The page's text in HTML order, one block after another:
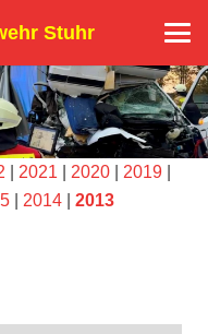
Stuhr
2021 2020 2019
2014 2013